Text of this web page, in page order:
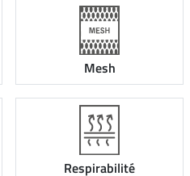
Mesh
Respirabilité